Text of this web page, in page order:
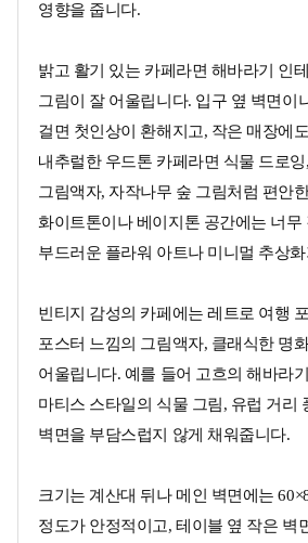
영향을 줍니다.
밝고 활기 있는 카페라면 해바라기 인
그림이 잘 어울립니다. 입구 옆 벽면이
걸면 첫인상이 환해지고, 작은 매장에
내추럴한 우드톤 카페라면 식물 드로
그림액자, 자작나무 숲 그림처럼 편안
화이트톤이나 베이지톤 공간에는 너무
부드러운 플라워 아트나 미니멀 추상
빈티지 감성의 카페에는 레트로 여행
포스터 느낌의 그림액자, 클래식한 명
어울립니다. 예를 들어 고흐의 해바라
마티스 스타일의 식물 그림, 유럽 거리
벽면을 부담스럽지 않게 채워줍니다.
크기는 계산대 뒤나 메인 벽면에는
정도가 안정적이고, 테이블 옆 작은 벽